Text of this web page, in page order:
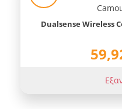
Dualsense Wireless